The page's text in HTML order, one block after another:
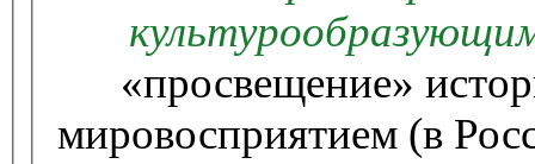
«просвещение»
мировосприятием (в